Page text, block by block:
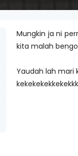
Mungkin ja ni
kita malah
Yaudah lah mari